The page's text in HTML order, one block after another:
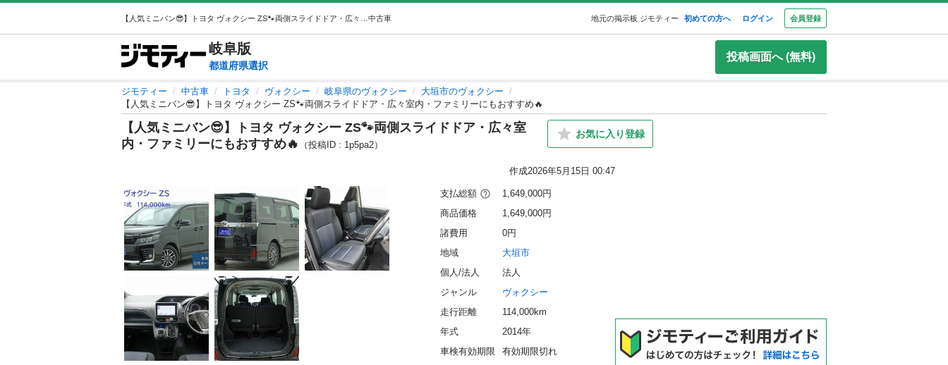
中古車 地元の掲示板 ジモティー 初めての方へ ログイン 会員登録
岐阜版
都道府県選択
投稿画面へ (無料)
ジモティー 中古車 トヨタ ヴォクシー 岐阜県のヴォクシー
大垣市のヴォクシー
【人気ミニバン😎】トヨタ ヴォクシー ZS🐾両側スライドドア・広々室内・ファミリーにもおすすめ🔥
【人気ミニバン😎】トヨタ ヴォクシー ZS🐾両側スライドドア・広々室
内・ファミリーにもおすすめ🔥
（投稿ID : 1p5pa2）
お気に入り登録
作成2026年5月15日 00:47
支払総額
1,649,000円
商品価格
1,649,000円
諸費用
0円
地域
大垣市
個人/法人
法人
ジャンル
ヴォクシー
走行距離
114,000km
年式
2014年
車検有効期限
有効期限切れ